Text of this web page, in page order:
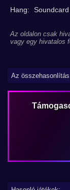
Hang:
Az oldalon csak
vagy egy hivatalos
Az